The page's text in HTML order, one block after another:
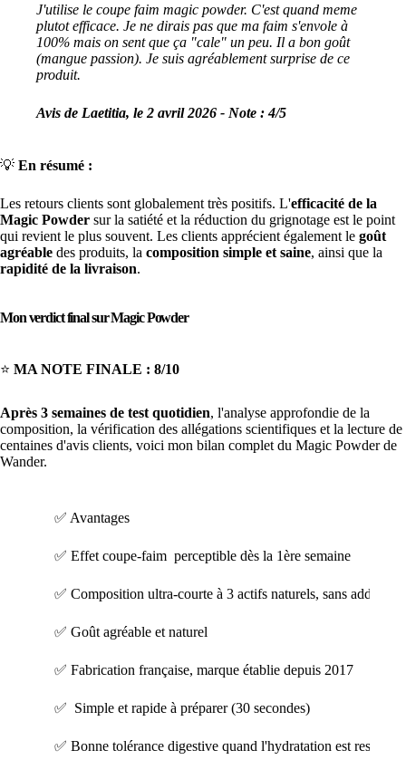
J'utilise le coupe faim magic powder. C'est quand meme
plutot efficace. Je ne dirais pas que ma faim s'envole à
100% mais on sent que ça "cale" un peu. Il a bon goût
(mangue passion). Je suis agréablement surprise de ce
produit.
Avis de Laetitia, le 2 avril 2026 - Note : 4/5
💡 En résumé :
Les retours clients sont globalement très positifs. L'efficacité de la
Magic Powder sur la satiété et la réduction du grignotage est le point
qui revient le plus souvent. Les clients apprécient également le goût
agréable des produits, la composition simple et saine, ainsi que la
rapidité de la livraison.
Mon verdict final sur Magic Powder
⭐ MA NOTE FINALE : 8/10
Après 3 semaines de test quotidien, l'analyse approfondie de la
composition, la vérification des allégations scientifiques et la lecture de
centaines d'avis clients, voici mon bilan complet du Magic Powder de
Wander.
✅ Avantages
✅ Effet coupe-faim perceptible dès la 1ère semaine
✅ Composition ultra-courte à 3 actifs naturels, sans additifs
✅ Goût agréable et naturel
✅ Fabrication française, marque établie depuis 2017
✅ Simple et rapide à préparer (30 secondes)
✅ Bonne tolérance digestive quand l'hydratation est respectée